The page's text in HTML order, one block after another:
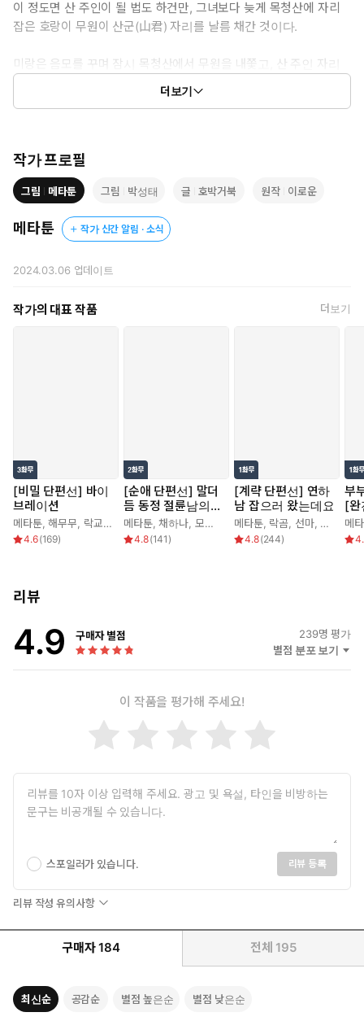
이 정도면 산 주인이 될 법도 하건만, 그녀보다 늦게 목청산에 자리
잡은 호랑이 무원이 산군(山君) 자리를 날름 채간 것이다.
미랑은 음모를 꾸며 잠시 목청산에서 무원을 내쫓고, 산 주인 자리
하지만, 무원은 바로 돌아와 분노하고, 둘은 또 드잡이질을 벌인다.
“떡 찧는 건 달토끼가 최고라던데, 여우랑 호랑이도 만만찮구나.
얼쑤!”
ⓒ호박거북,박성태(원작:이로운)/메타툰
더보기
작가 프로필
그림 메타툰 그림 박성태 글 호박거북 원작 이로운
메타툰 작가 신간 알림 · 소식
2024.03.06 업데이트
작가의 대표 작품 더보기
[비밀 단편선] 바이
브레이션
메타툰,해무무 락교보이 ,문정민
4.6(169)
[순애 단편선] 말더
듬 동정 절륜남의
순애
메타툰,채하나 모게게 눈물점
4.8(141 )
[계략 단편선] 연하
남 잡으러 왔는데요
메타툰, 락곰 선마, 연폭
4.8(244)
부
[완
메
리뷰
4.9 구매자 별점 239명 평가
별점 분포 보기
이 작품을 평가해 주세요!
스포일러가 있습니다. 리뷰 등록
리뷰 작성 유의사항
구매자 184 전체 195
최신순 공감순 별점 높은순 별점 낮은순